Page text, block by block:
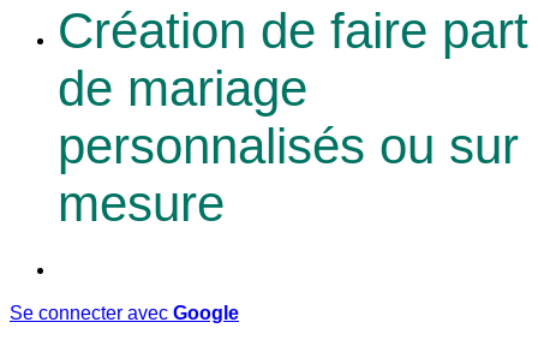
Création de faire part
de mariage
personnalisés ou sur
mesure
Se connecter avec Google